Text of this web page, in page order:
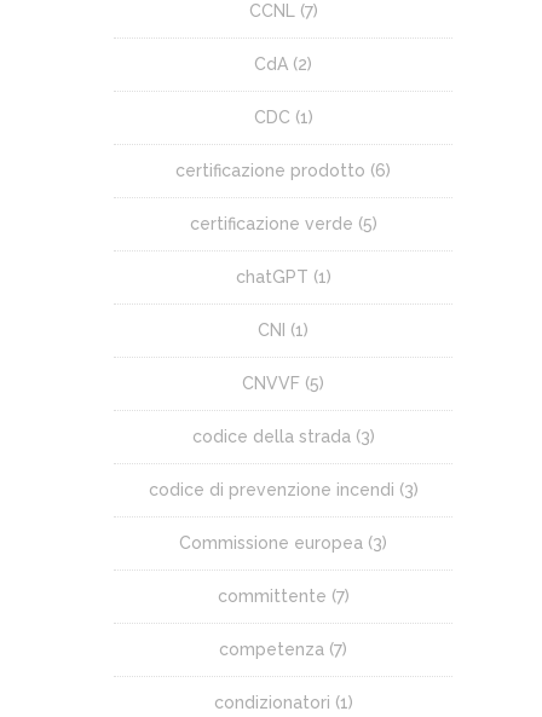
CCNL (7)
CdA (2)
CDC (1)
certificazione prodotto (6)
certificazione verde (5)
chatGPT (1)
CNI (1)
CNVVF (5)
codice della strada (3)
codice di prevenzione incendi (3)
Commissione europea (3)
committente (7)
competenza (7)
condizionatori (1)